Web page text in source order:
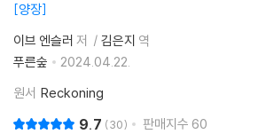
양장
이브 엔슬러 저 김은지 역
푸른숲
2024.04.22.
원서 Reckoning
9.7 30 판매지수 60